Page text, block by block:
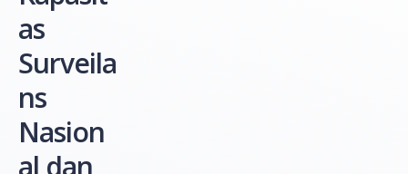
as
Surveila
ns
Nasion
al dan